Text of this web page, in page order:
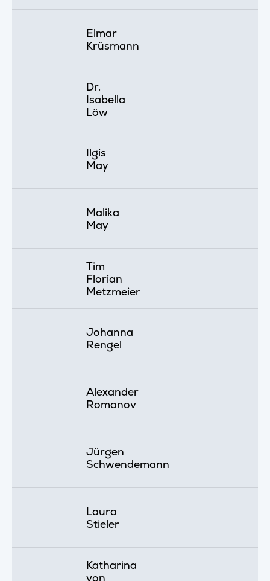
Elmar
Krüsmann
Dr.
Isabella
Löw
Ilgis
May
Malika
May
Tim
Florian
Metzmeier
Johanna
Rengel
Alexander
Romanov
Jürgen
Schwendemann
Laura
Stieler
Katharina
von